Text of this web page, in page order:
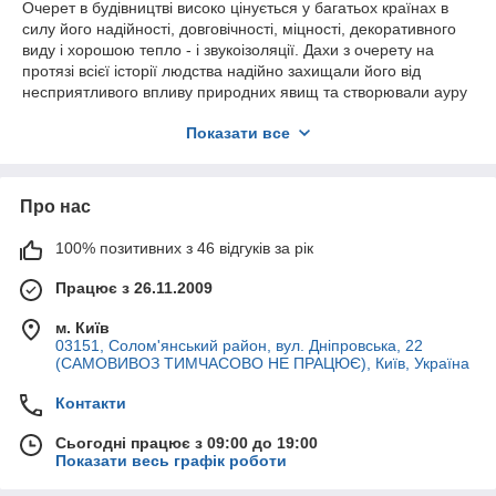
Очерет в будівництві високо цінується у багатьох країнах в
силу його надійності, довговічності, міцності, декоративного
виду і хорошою тепло - і звукоізоляції. Дахи з очерету на
протязі всієї історії людства надійно захищали його від
несприятливого впливу природних явищ та створювали ауру
який не вимагає додаткової обробки, легкий в монтажі і
екологічні, володіють прекрасним естетичним виглядом, не
гризунів, грибків і мікроорганізмів. Тому утеплення очеретом
отримало широке поширення в будівлях і міжкімнатних
Плиты из камыша широко используются в строительстве, как
тепло– и звукоизоляционный материал, в декоративных
(беседки из камыша, дома из камыша, забор из камыша,
декораций).
Показати все
Про нас
100% позитивних з 46 відгуків за рік
Працює з 26.11.2009
м. Київ
03151, Солом'янський район, вул. Дніпровська, 22
(САМОВИВОЗ ТИМЧАСОВО НЕ ПРАЦЮЄ), Київ, Україна
Контакти
Сьогодні працює з 09:00 до 19:00
Показати весь графік роботи